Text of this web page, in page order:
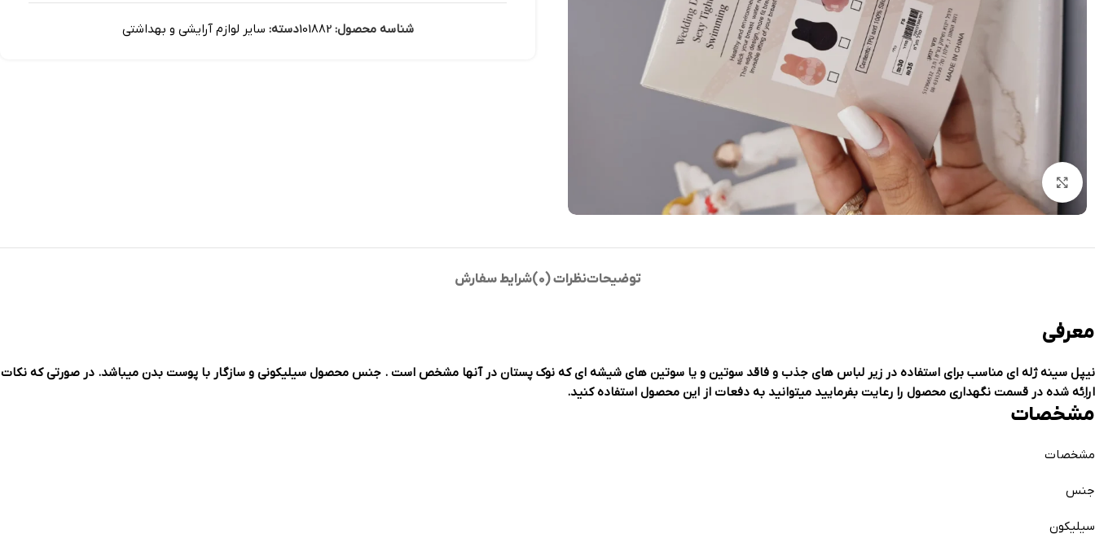
بزرگنمایی تصویر
شناسه محصول:101882دسته: سایر لوازم آرایشی و بهداشتی
توضیحاتنظرات (0) شرایط سفارش
معرفی
نیپل سینه ژله ای مناسب برای استفاده در زیر لباس های جذب و فاقد سوتین و یا سوتین های شیشه ای که نوک پستان در آنها مشخص است . جنس محصول سیلیکونی و سازگار با پوست بدن میباشد. در صورتی که نکات
اراِئه شده در قسمت نگهداری محصول را رعایت بفرمایید میتوانید به دفعات از این محصول استفاده کنید.
مشخصات
مشخصات
جنس
سیلیکون